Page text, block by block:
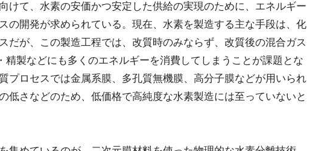
けて、水素の安価かつ安定した供給の実現のために、エネルギー
の開発が求められている。現在、水素を製造する主な手段は、化
だが、この製造工程では、改質時のみならず、改質後の混合ガス
精製などにも多くのエネルギーを消費してしまうことが課題とな
プロセスでは金属系膜、多孔質無機膜、高分子膜などが用いられ
低さなどのため、低価格で高純度な水素製造には至っていないと